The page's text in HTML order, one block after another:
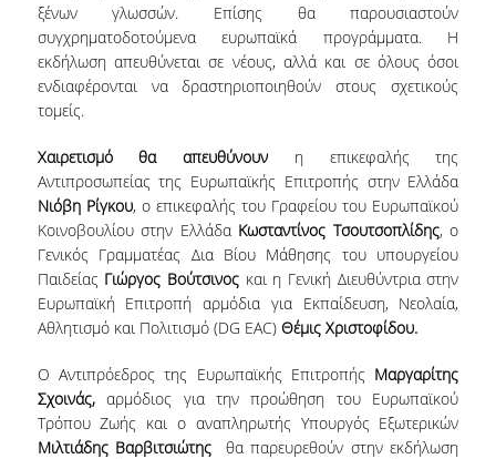
ΠΡΑΚΤΙΚΗ ΑΣΚΗΣΗ
ΓΕΝΙΚΕΣ ΠΛΗΡΟΦΟΡΙΕΣ
ΧΡΗΜΑΤΟΔΟΤΗΣΗ
ΚΑΝΟΝΙΣΜΟΣ
ΕΠΙΚΟΙΝΩΝΙΑ
ΠΡΟΓΡΑΜΜΑ ERASMUS+
ΟΡΟΙ, ΠΡΟΫΠΟΘΕΣΕΙΣ,
ΧΡΗΜΑΤΟΔΟΤΗΣΗ
ξένων γλωσσών. Επίσης θα παρουσιαστούν
συγχρηματοδοτούμενα ευρωπαϊκά προγράμματα. Η
εκδήλωση απευθύνεται σε νέους, αλλά και σε όλους όσοι
ενδιαφέρονται να δραστηριοποιηθούν στους σχετικούς
τομείς.
Χαιρετισμό θα απευθύνουν η επικεφαλής της
Αντιπροσωπείας της Ευρωπαϊκής Επιτροπής στην Ελλάδα
Νιόβη Ρίγκου, ο επικεφαλής του Γραφείου του Ευρωπαϊκού
Κοινοβουλίου στην Ελλάδα Κωσταντίνος Τσουτσοπλίδης, ο
Γενικός Γραμματέας Δια Βίου Μάθησης του υπουργείου
Παιδείας Γιώργος Βούτσινοςκαι η Γενική Διευθύντρια στην
Ευρωπαϊκή Επιτροπή αρμόδια για Εκπαίδευση, Νεολαία,
Αθλητισμό και Πολιτισμό (DG EAC) Θέμις Χριστοφίδου.
Ο Αντιπρόεδρος της Ευρωπαϊκής Επιτροπής Μαργαρίτης
Σχοινάς,αρμόδιος για την προώθηση του Ευρωπαϊκού
Τρόπου Ζωής και ο αναπληρωτής Υπουργός Εξωτερικών
Μιλτιάδης Βαρβιτσιώτης
θα παρευρεθούν στην εκδήλωση